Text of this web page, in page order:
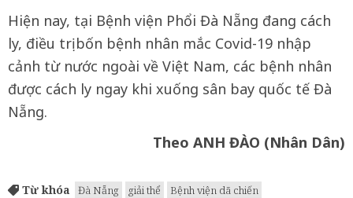
Hiện nay, tại Bệnh viện Phổi Đà Nẵng đang cách
ly, điều trị bốn bệnh nhân mắc Covid-19 nhập
cảnh từ nước ngoài về Việt Nam, các bệnh nhân
được cách ly ngay khi xuống sân bay quốc tế Đà
Nẵng.
Theo ANH ĐÀO (Nhân Dân)
Từ khóa Đà Nẵng giải thể
Bệnh viện dã chiến